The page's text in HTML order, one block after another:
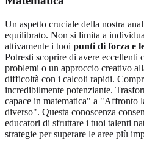
Un aspetto cruciale della nostra
equilibrato. Non si limita a
attivamente i tuoi punti di forza e
Potresti scoprire di avere eccellenti
problemi o un approccio creativo
difficoltà con i calcoli rapidi.
incredibilmente potenziante.
capace in matematica" a "Affronto
diverso". Questa conoscenza
educatori di sfruttare i tuoi talenti
strategie per superare le aree più